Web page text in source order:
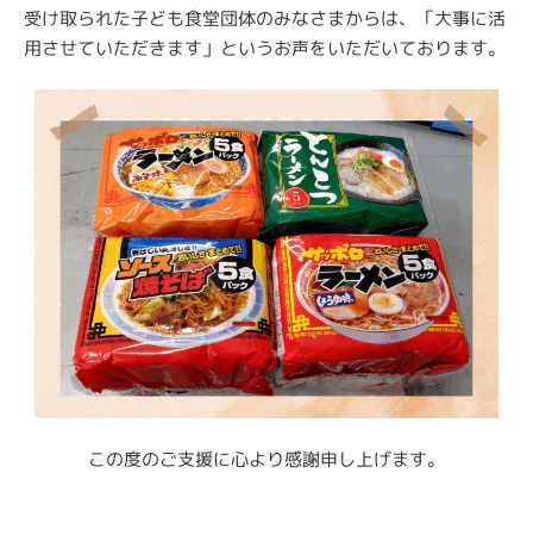
受け取られた子ども食堂団体のみなさまからは、「大事に活
用させていただきます」というお声をいただいております。
この度のご支援に心より感謝申し上げます。